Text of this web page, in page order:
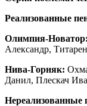
Реализованные
Олимпия-Новатор:
Александр,
Нива-Горняк:
Данил, Плескач
Нереализованные